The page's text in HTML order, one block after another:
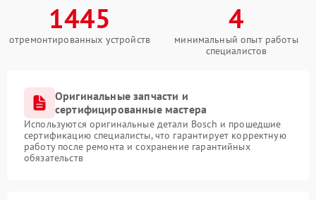
1445
отремонтированных устройств
4
минимальный опыт работы
специалистов
Оригинальные запчасти и
сертифицированные мастера
Используются оригинальные детали Bosch и прошедшие
сертификацию специалисты, что гарантирует корректную
работу после ремонта и сохранение гарантийных
обязательств